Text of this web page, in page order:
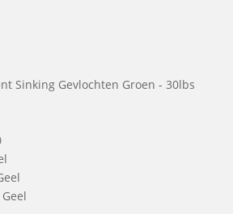
:
Sinking Gevlochten Groen - 30lbs
:
Plage
de
prix :
€50,00